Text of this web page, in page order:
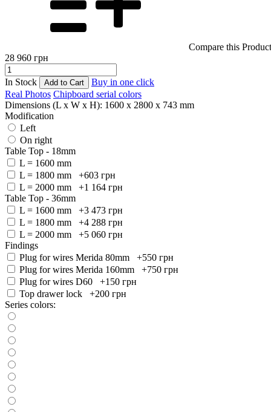
Compare this Product
28 960 грн
In Stock Add to Cart
Buy in one click
Real Photos Chipboard serial colors
Dimensions (L x W x H): 1600 x 2800 x 743 mm
Modification
Left
On right
Table Top - 18mm
L = 1600 mm
L = 1800 mm +603 грн
L = 2000 mm +1 164 грн
Table Top - 36mm
L = 1600 mm +3 473 грн
L = 1800 mm +4 288 грн
L = 2000 mm +5 060 грн
Findings
Plug for wires Merida 80mm +550 грн
Plug for wires Merida 160mm +750 грн
Plug for wires D60 +150 грн
Top drawer lock +200 грн
Series colors: